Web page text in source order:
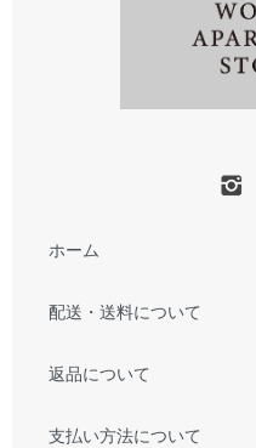
ホーム
配送・送料について
返品について
支払い方法について